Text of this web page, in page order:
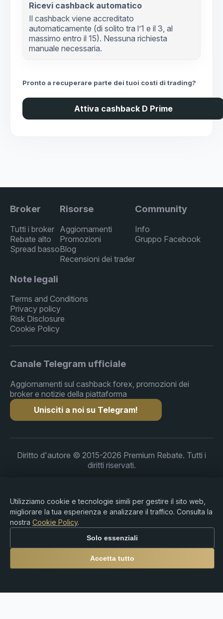
Ricevi cashback automatico
Il cashback viene accreditato
automaticamente (di solito tra l’1 e il 3, al
massimo entro il 15). Nessuna richiesta
manuale necessaria.
Pronto a recuperare parte dei tuoi costi di trading?
Attiva cashback D Prime
Broker
Tutti i broker
Rebate alto
Spread basso
Risorse
Aggiornamenti
Promozioni
Blog
Recensioni dei trader
Community
Info
Gruppo Facebook
Note legali
Terms and Conditions
Privacy policy
Risk Disclosure
Cookie Policy
Canale Telegram ufficiale
Aggiornamenti sul cashback forex, promozioni dei
broker e notizie della piattaforma
Unisciti a noi su Telegram!
Diritto d'autore © 2015-2026 Premium Rebate. Tutti i
diritti riservati.
Avvertenza sui Rischi: Il trading su Forex, CFD,
criptovalute e prodotti con leva comporta un rischio
tutti gli investitori. Premium Rebate Group è una
piattaforma indipendente di rebate e referral e non
fornisce servizi di intermediazione, consulenza
rispetto delle leggi e normative locali.
Utilizziamo cookie e tecnologie simili per gestire il sito web,
migliorare la tua esperienza e analizzare il traffico. Consulta la
nostra Cookie Policy.
Solo essenziali
Accetta tutto